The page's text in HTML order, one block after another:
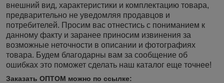
внешний вид, характеристики и комплектацию товара,
предварительно не уведомляя продавцов и
потребителей. Просим вас отнестись с пониманием к
данному факту и заранее приносим извинения за
возможные неточности в описании и фотографиях
товара. Будем благодарны вам за сообщение об
ошибках это поможет сделать наш каталог еще точнее!
Заказать ОПТОМ можно по ссылке: